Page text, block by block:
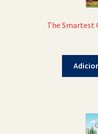
The Smartest